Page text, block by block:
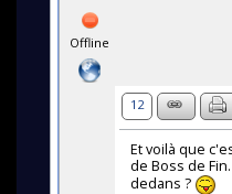
Offline
12
Et voilà que
de Boss de
dedans ?